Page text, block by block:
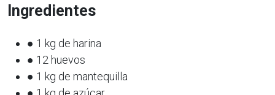
Ingredientes
● 1 kg de harina
● 12 huevos
● 1 kg de mantequilla